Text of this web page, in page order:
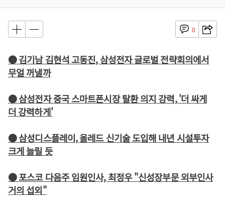
0
● 김기남 김현석 고동진, 삼성전자 글로벌 전략회의에서
무얼 꺼낼까
● 삼성전자 중국 스마트폰시장 탈환 의지 강력, '더 싸게
더 강력하게'
● 삼성디스플레이, 올레드 신기술 도입해 내년 시설투자
크게 늘릴 듯
● 포스코 다음주 임원인사, 최정우 "신성장부문 외부인사
거의 섭외"